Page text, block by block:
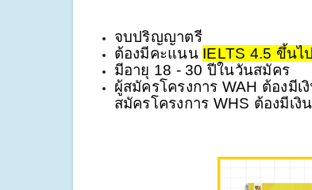
จบปริญญาตรี
ต้องมีคะแนน IELTS 4.5 ขึ้นไป
มีอายุ 18 - 30 ปีในวันสมัคร
ผู้สมัครโครงการ WAH ต้องมี
สมัครโครงการ WHS ต้องมีเ